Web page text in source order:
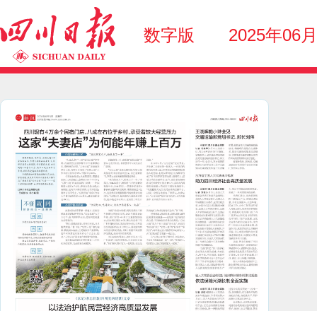
数字版 2025年06